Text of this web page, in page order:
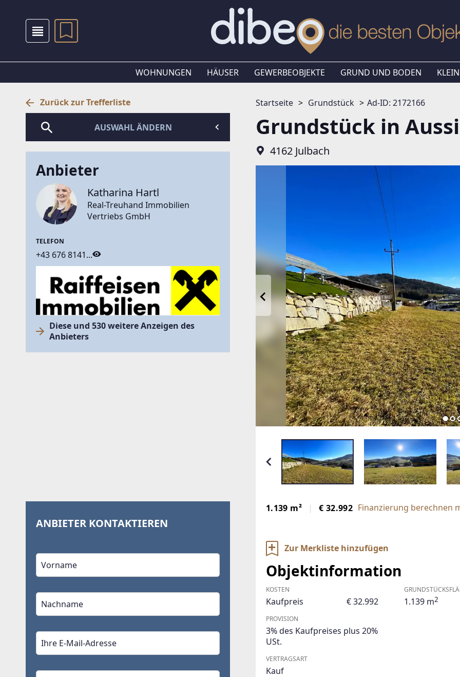
WOHNUNGEN HÄUSER GEWERBEOBJEKTE GRUND UND BODEN
Startseite Grundstück Ad-ID: 2172166
Grundstück in
4162 Julbach
1.139 m² € 32.992 Finanzierung berechnen
Zur Merkliste hinzufügen
Objektinformation
KOSTEN
Kaufpreis € 32.992
PROVISION
3% des Kaufpreises plus 20%
USt.
VERTRAGSART
Kauf
1.139 m2
Zurück zur Trefferliste
AUSWAHL ÄNDERN
Anbieter
Katharina Hartl
Real-Treuhand Immobilien
Vertriebs GmbH
TELEFON
+43 676 8141...
Diese und 530 weitere Anzeigen des
Anbieters
ANBIETER KONTAKTIEREN